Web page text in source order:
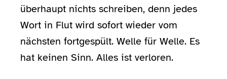
überhaupt nichts schreiben, denn jedes
Wort in Flut wird sofort wieder vom
nächsten fortgespült. Welle für Welle. Es
hat keinen Sinn. Alles ist verloren.